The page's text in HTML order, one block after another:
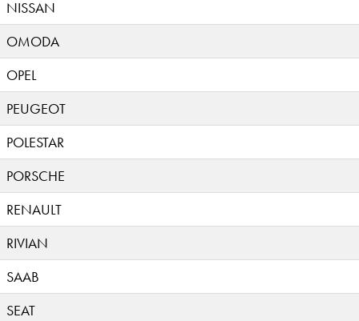
NISSAN
OMODA
OPEL
PEUGEOT
POLESTAR
PORSCHE
RENAULT
RIVIAN
SAAB
SEAT